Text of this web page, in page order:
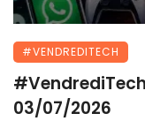
#VENDREDITECH
03/07/2026